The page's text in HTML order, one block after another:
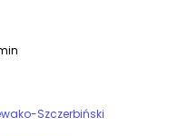
Szczerbiński